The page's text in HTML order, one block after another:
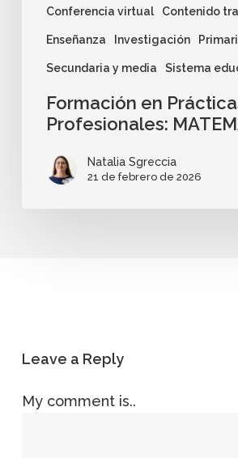
Conferencia virtual Contenido
Enseñanza Investigación
Secundaria y media Sistema
Formación en
Profesionales:
Natalia Sgreccia
21 de febrero de 2026
Leave a Reply
My comment is..